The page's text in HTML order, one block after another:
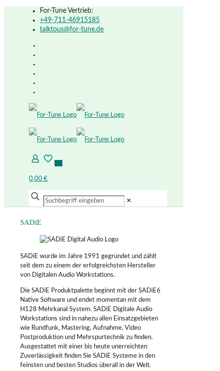
For-Tune Vertrieb:
+49-711-46915185
talktous@for-tune.de
0,00 €
✕
SADiE
SADiE wurde im Jahre 1991 gegründet und zählt
seit dem zu einem der erfolgreichsten Hersteller
von Digitalen Audio Workstations.
Die SADiE Produktpalette beginnt mit der SADiE6
Native Software und endet momentan mit dem
H128 Mehrkanal System. SADiE Digitale Audio
Workstations sind in nahezu allen Einsatzgebieten
wie Rundfunk, Mastering, Aufnahme, Video
Postproduktion und Mehrspurtechnik zu finden.
Ausgestattet mit einer bis heute unerreichten
Zuverlässigkeit finden Sie SADiE Systeme in den
feinsten und besten Studios überall in der Welt.